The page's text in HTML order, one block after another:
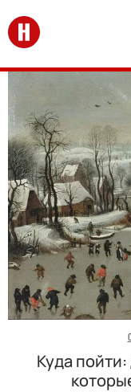
Перейти на главную
Куда